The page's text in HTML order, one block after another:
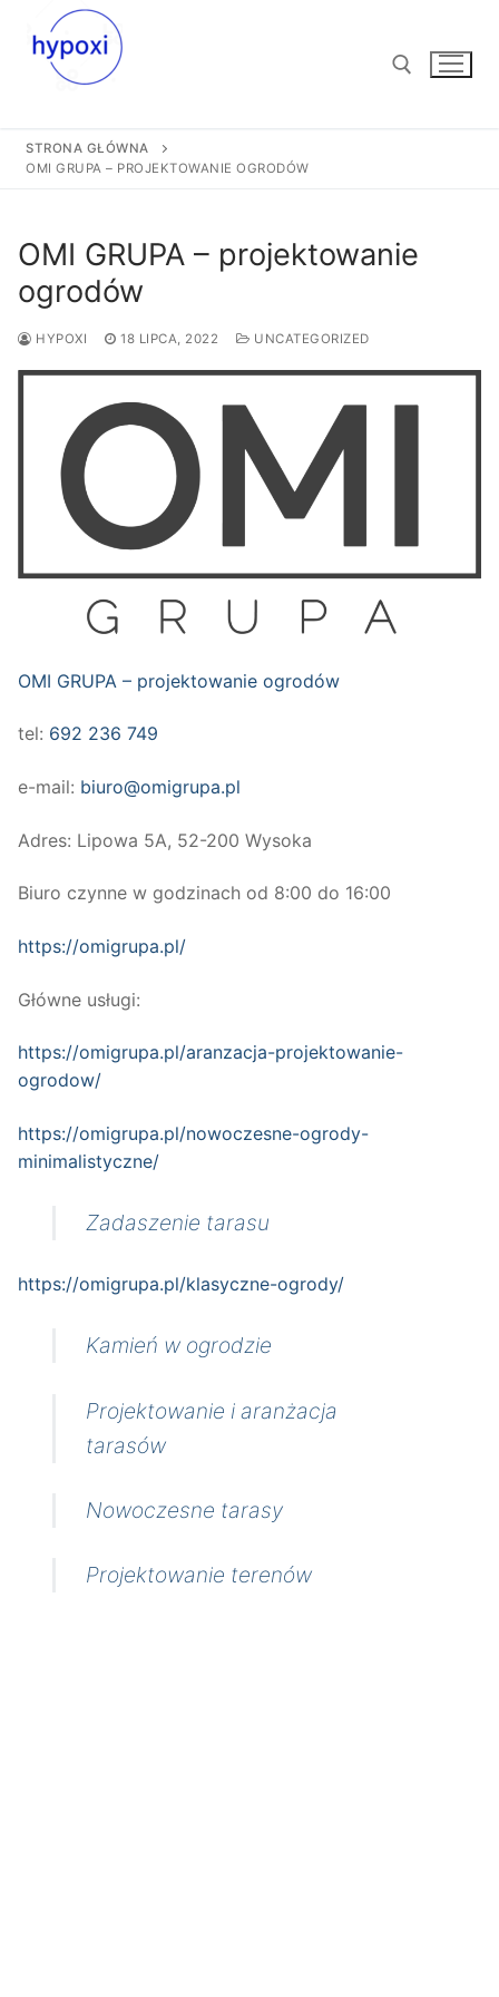
Przejdź
STRONA GŁÓWNA
OMI GRUPA – PROJEKTOWANIE OGRODÓW
OMI GRUPA – projektowanie
ogrodów
HYPOXI 18 LIPCA, 2022 UNCATEGORIZED
OMI GRUPA – projektowanie ogrodów
tel: 692 236 749
e-mail: biuro@omigrupa.pl
Adres: Lipowa 5A, 52-200 Wysoka
Biuro czynne w godzinach od 8:00 do 16:00
https://omigrupa.pl/
Główne usługi:
https://omigrupa.pl/aranzacja-projektowanie-
ogrodow/
https://omigrupa.pl/nowoczesne-ogrody-
minimalistyczne/
Zadaszenie tarasu
https://omigrupa.pl/klasyczne-ogrody/
Kamień w ogrodzie
Projektowanie i aranżacja
tarasów
Nowoczesne tarasy
Projektowanie terenów